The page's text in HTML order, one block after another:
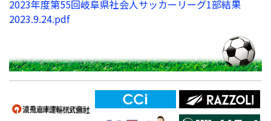
2023年度第55回岐阜県社会人サッカーリーグ1部結果
2023.9.24.pdf